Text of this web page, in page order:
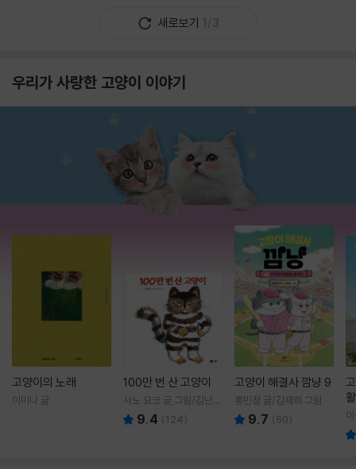
새로보기 1/3
우리가 사랑한 고양이 이야기
고양이의 노래
이미나 글
100만 번 산 고양이
사노 요코 글,그림/김난주
역 9.4 (124)
고양이 해결사 깜냥 9
홍민정 글/김재희 그림
9.7 (60)